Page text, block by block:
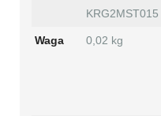
KRG2MST015
Waga 0,02 kg